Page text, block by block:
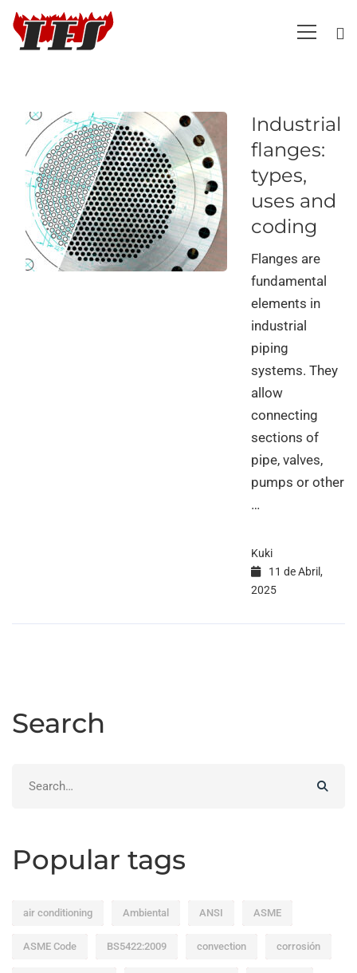
Industrial
flanges:
types,
uses and
coding
Flanges are
fundamental
elements in
industrial
piping
systems. They
allow
connecting
sections of
pipe, valves,
pumps or other
…
Kuki
11 de Abril,
2025
Search
Popular tags
air conditioning Ambiental ANSI ASME
ASME Code BS5422:2009 convection corrosión